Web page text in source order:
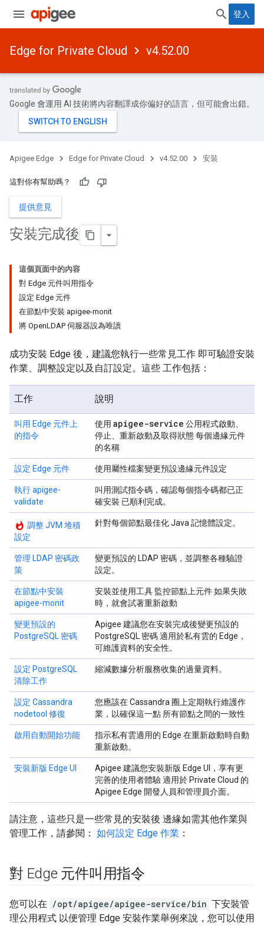
登入
Edge for Private Cloud v4.52.00
Google 會運用 AI 技術將內容翻譯成你偏好的語言，但可能會出錯。
Apigee Edge Edge for Private Cloud v4.52.00 安裝
這對你有幫助嗎？
提供意見
安裝完成後
這個頁面中的內容
對 Edge 元件叫用指令
設定 Edge 元件
在節點中安裝 apigee-monit
將 OpenLDAP 伺服器設為唯讀
成功安裝 Edge 後，建議您執行一些常見工作 即可驗證安裝
作業、調整設定以及自訂設定。這些 工作包括：
工作 說明
叫用 Edge 元件上
的指令
使用 apigee-service 公用程式啟動、
停止、重新啟動及取得狀態 每個邊緣元件
的名稱
設定 Edge 元件 使用屬性檔案變更預設邊緣元件設定
執行 apigee-
validate
叫用測試指令碼，確認每個指令碼都已正
確安裝 已順利完成。
whatshot 調整 JVM 堆積
設定
針對每個節點最佳化 Java 記憶體設定。
管理 LDAP 密碼政
策
變更預設的 LDAP 密碼，並調整各種驗證
設定。
在節點中安裝
apigee-monit
安裝並使用工具 監控節點上元件 如果失敗
時，就會試著重新啟動
變更預設的
PostgreSQL 密碼
Apigee 建議您在安裝完成後變更預設的
PostgreSQL 密碼 適用於私有雲的 Edge，
可維護資料的安全性。
設定 PostgreSQL
清除工作
縮減數據分析服務收集的過量資料。
設定 Cassandra
nodetool 修復
您應該在 Cassandra 圈上定期執行維護作
業，以確保這一點 所有節點之間的一致性
啟用自動開始功能
指示私有雲適用的 Edge 在重新啟動時自動
重新啟動。
安裝新版 Edge UI
Apigee 建議您安裝新版 Edge UI，享有更
完善的使用者體驗 適用於 Private Cloud 的
Apigee Edge 開發人員和管理員介面。
請注意，這些只是一些常見的安裝後 邊緣如需其他作業與
管理工作，請參閱： 如何設定 Edge 作業 ：
對 Edge 元件叫用指令
您可以在 /opt/apigee/apigee-service/bin 下安裝管
理公用程式 以便管理 Edge 安裝作業舉例來說，您可以使用